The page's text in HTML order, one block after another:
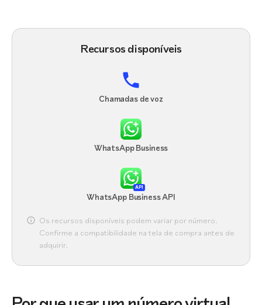
Recursos disponíveis
Chamadas de voz
WhatsApp Business
API
WhatsApp Business API
Os recursos disponíveis podem variar por número.
Confirme a compatibilidade na tela de compra antes de
adquirir.